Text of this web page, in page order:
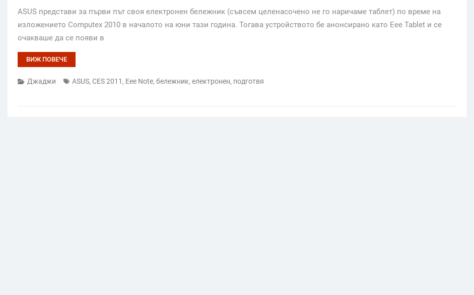
ASUS представи за първи път своя електронен бележник (съвсем целенасочено не го наричаме таблет) по време на
изложението Computex 2010 в началото на юни тази година. Тогава устройството бе анонсирано като Eee Tablet и се
очакваше да се появи в
ВИЖ ПОВЕЧЕ
Джаджи ASUS, CES 2011 , Eee Note, бележник, електронен, подготвя